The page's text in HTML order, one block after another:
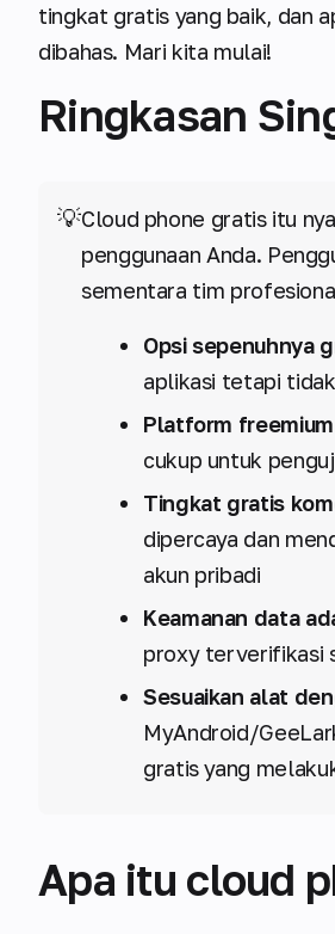
tingkat gratis yang baik, dan
dibahas. Mari kita mulai!
Ringkasan
💡Cloud phone gratis itu
penggunaan Anda.
sementara tim
Opsi sepenuhnya
aplikasi tetapi
Platform freemium
cukup untuk
Tingkat gratis
dipercaya dan
akun pribadi
Keamanan data
proxy terverifikasi
Sesuaikan alat
MyAndroid/
gratis yang
Apa itu cloud